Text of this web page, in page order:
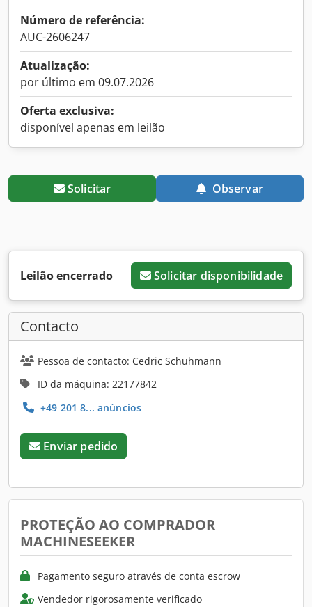
Número de referência:
AUC-2606247
Atualização:
por último em 09.07.2026
Oferta exclusiva:
disponível apenas em leilão
Solicitar Observar
Leilão encerrado Solicitar disponibilidade
Contacto
Pessoa de contacto: Cedric Schuhmann
ID da máquina: 22177842
+49 201 8... anúncios
Enviar pedido
PROTEÇÃO AO COMPRADOR
MACHINESEEKER
Pagamento seguro através de conta escrow
Vendedor rigorosamente verificado